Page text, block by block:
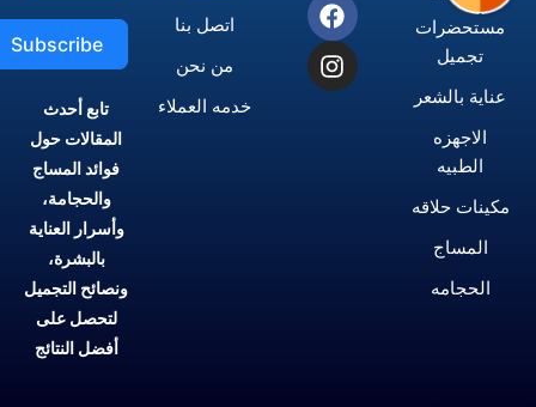
مستحضرات
تجميل
عناية بالشعر
الاجهزه
الطبيه
مكينات حلاقه
المساج
الحجامه
اتصل بنا
من نحن
خدمه العملاء
Subscribe
تابع أحدث
المقالات حول
فوائد المساج
والحجامة،
وأسرار العناية
بالبشرة،
ونصائح التجميل
لتحصل على
أفضل النتائج